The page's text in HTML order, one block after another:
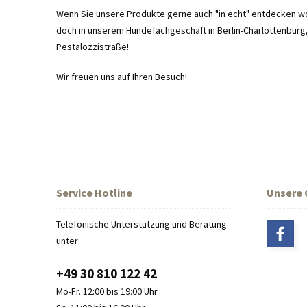
Wenn Sie unsere Produkte gerne auch "in echt" entdecken
doch in unserem Hundefachgeschäft in Berlin-
Pestalozzistraße!
Wir freuen uns auf Ihren Besuch!
Service Hotline
Telefonische Unterstützung und Beratung
unter:
+49 30 810 122 42
Mo-Fr. 12:00 bis 19:00 Uhr
Unsere